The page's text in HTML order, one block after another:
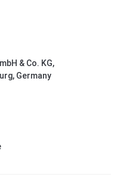
& Co. KG,
Germany